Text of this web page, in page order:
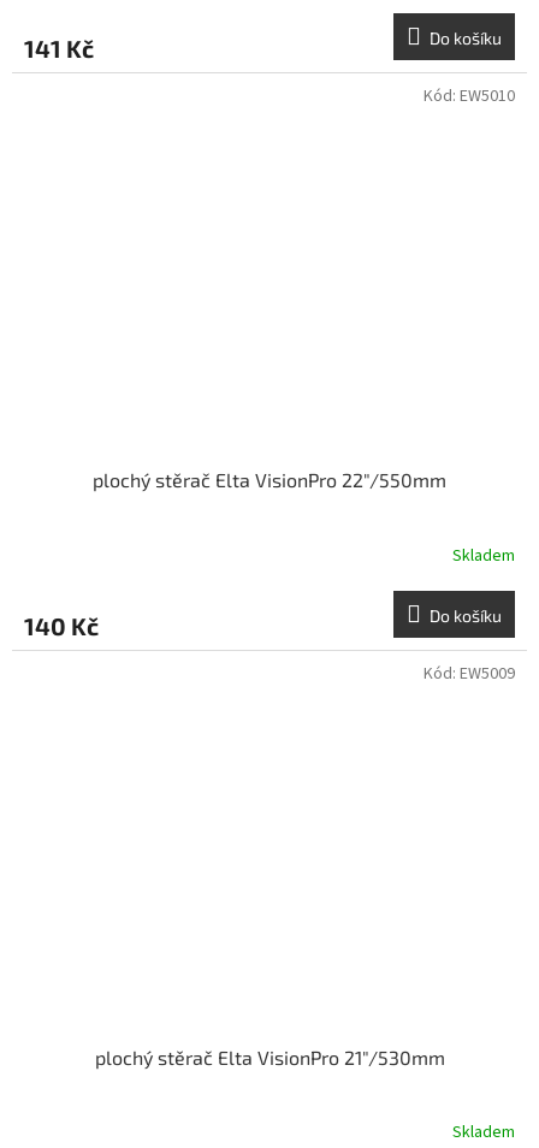
141 Kč Do košíku
plochý stěrač Elta VisionPro 22"/550mm
Skladem
140 Kč Do košíku
Kód: EW5010
plochý stěrač Elta VisionPro 21"/530mm
Skladem
Kód: EW5009